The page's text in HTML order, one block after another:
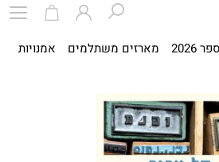
מארזים משתלמים אמנויות